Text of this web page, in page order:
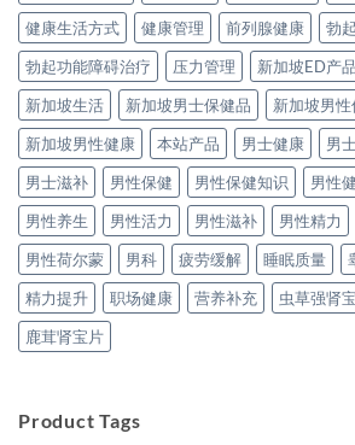
健康生活方式
健康管理 前列腺健康
勃
勃起功能障碍治疗
压力管理 新加坡ED产品
新加坡生活
新加坡男士保健品
新加坡男性
新加坡男性健康
本站产品 男士健康
男
男士滋补
男性保健 男性保健知识 男性
男性养生
男性活力 男性滋补 男性精力
男性荷尔蒙
男科 疲劳缓解 睡眠质量
精力提升
职场健康 营养补充 虫草强肾宝
鹿茸肾宝片
Product Tags